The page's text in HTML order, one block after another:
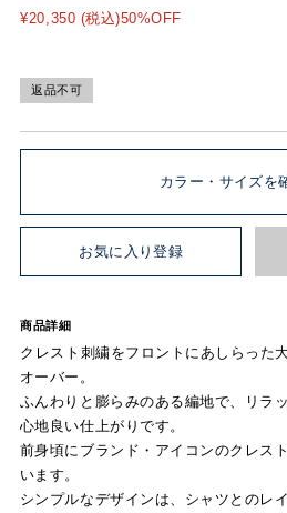
¥20,350 (税込)50%OFF
返品不可
カラー・サイズを
お気に入り登録
商品詳細
クレスト刺繍をフロントにあしらった
オーバー。
ふんわりと膨らみのある編地で、リラ
心地良い仕上がりです。
前身頃にブランド・アイコンのクレス
います。
シンプルなデザインは、シャツとのレ